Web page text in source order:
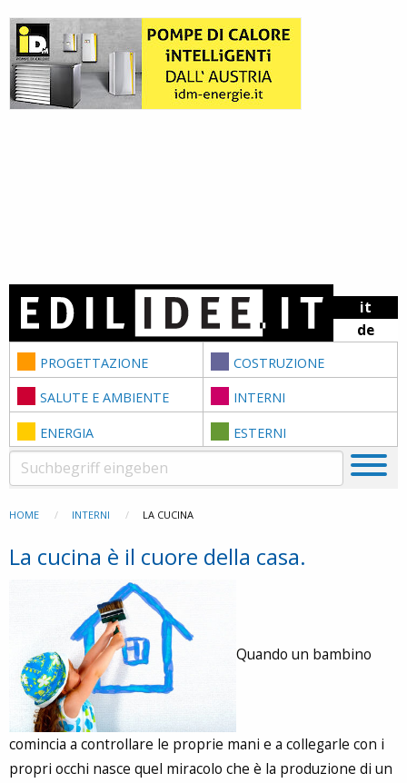
Skip to content
it
de
PROGETTAZIONE COSTRUZIONE
SALUTE E AMBIENTE INTERNI
ENERGIA ESTERNI
HOME INTERNI LA CUCINA
La cucina è il cuore della casa.
Quando un bambino
comincia a controllare le proprie mani e a collegarle con i
propri occhi nasce quel miracolo che è la produzione di un